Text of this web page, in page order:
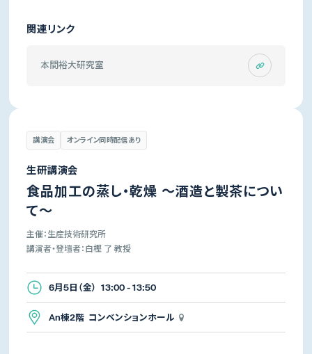
関連リンク
本間裕大研究室
講演会 オンライン同時配信あり
生研講演会
食品加工の蒸し・乾燥 ～酒造と製茶につい
て～
主催：生産技術研究所
講演者・登壇者：白樫 了 教授
6月5日（金） 13:00 - 13:50
An棟2階 コンベンションホール